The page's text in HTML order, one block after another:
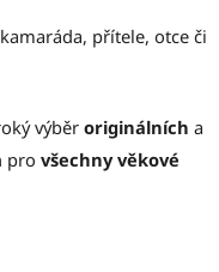
přítele, otce či
výběr originálních a
pro všechny věkové